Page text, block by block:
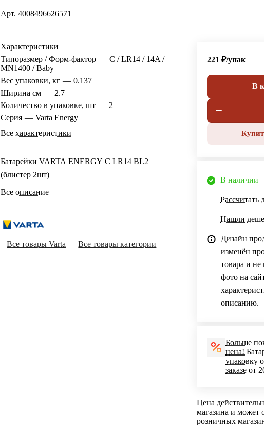
Арт.4008496626571
Характеристики
Типоразмер / Форм-фактор — C / LR14 / 14A /
MN1400 / Baby
Вес упаковки, кг — 0.137
Ширина см — 2.7
Количество в упаковке, шт — 2
Серия — Varta Energy
Все характеристики
Батарейки VARTA ENERGY C LR14 BL2
(блистер 2шт)
Все описание
Все товары Varta Все товары категории
221 ₽/упак
В
В наличии
Рассчитать
Нашли
Дизайн
изменён
товара и не
фото на
описанию.
Больше
цена!
упаковку
заказе от
Цена
магазина и может
розничных